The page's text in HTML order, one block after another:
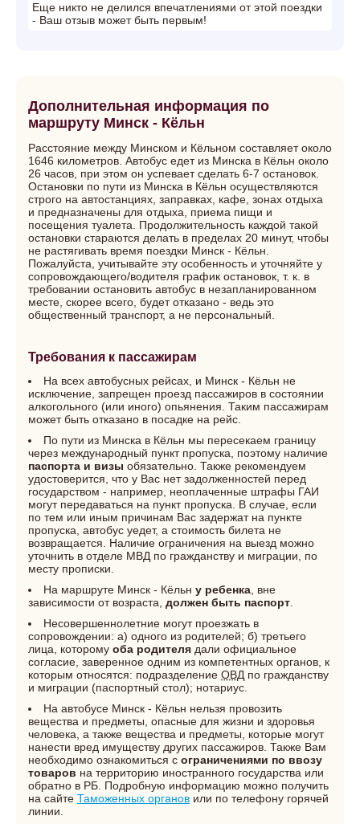
Еще никто не делился впечатлениями от этой поездки
- Ваш отзыв может быть первым!
Дополнительная информация по
маршруту Минск - Кёльн
Расстояние между Минском и Кёльном составляет около
1646 километров. Автобус едет из Минска в Кёльн около
26 часов, при этом он успевает сделать 6-7 остановок.
Остановки по пути из Минска в Кёльн осуществляются
строго на автостанциях, заправках, кафе, зонах отдыха
и предназначены для отдыха, приема пищи и
посещения туалета. Продолжительность каждой такой
остановки стараются делать в пределах 20 минут, чтобы
не растягивать время поездки Минск - Кёльн.
Пожалуйста, учитывайте эту особенность и уточняйте у
сопровождающего/водителя график остановок, т. к. в
требовании остановить автобус в незапланированном
месте, скорее всего, будет отказано - ведь это
общественный транспорт, а не персональный.
Требования к пассажирам
На всех автобусных рейсах, и Минск - Кёльн не
исключение, запрещен проезд пассажиров в состоянии
алкогольного (или иного) опьянения. Таким пассажирам
может быть отказано в посадке на рейс.
По пути из Минска в Кёльн мы пересекаем границу
через международный пункт пропуска, поэтому наличие
паспорта и визы обязательно. Также рекомендуем
удостоверится, что у Вас нет задолженностей перед
государством - например, неоплаченные штрафы ГАИ
могут передаваться на пункт пропуска. В случае, если
по тем или иным причинам Вас задержат на пункте
пропуска, автобус уедет, а стоимость билета не
возвращается. Наличие ограничения на выезд можно
уточнить в отделе МВД по гражданству и миграции, по
месту прописки.
На маршруте Минск - Кёльн у ребенка , вне
зависимости от возраста, должен быть паспорт
Несовершеннолетние могут проезжать в
сопровождении: а) одного из родителей; б) третьего
лица, которому оба родителя дали официальное
согласие, заверенное одним из компетентных органов, к
которым относятся: подразделение ОВД по гражданству
и миграции (паспортный стол); нотариус.
На автобусе Минск - Кёльн нельзя провозить
вещества и предметы, опасные для жизни и здоровья
человека, а также вещества и предметы, которые могут
нанести вред имуществу других пассажиров. Также Вам
необходимо ознакомиться с ограничениями по ввозу
товаров на территорию иностранного государства или
обратно в РБ. Подробную информацию можно получить
на сайте Таможенных органов или по телефону горячей
линии.